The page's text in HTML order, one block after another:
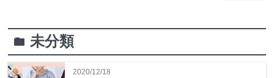
folder未分類
2020/12/18